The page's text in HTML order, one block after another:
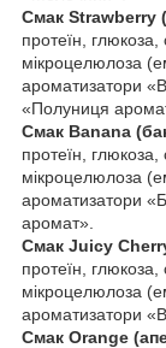
Смак Strawberry
протеїн,
мікроцелюлоза
ароматизатори
«Полуниця
Смак Banana
протеїн,
мікроцелюлоза
ароматизатори
аромат».
Смак Juicy
протеїн,
мікроцелюлоза
ароматизатори
Смак Orange